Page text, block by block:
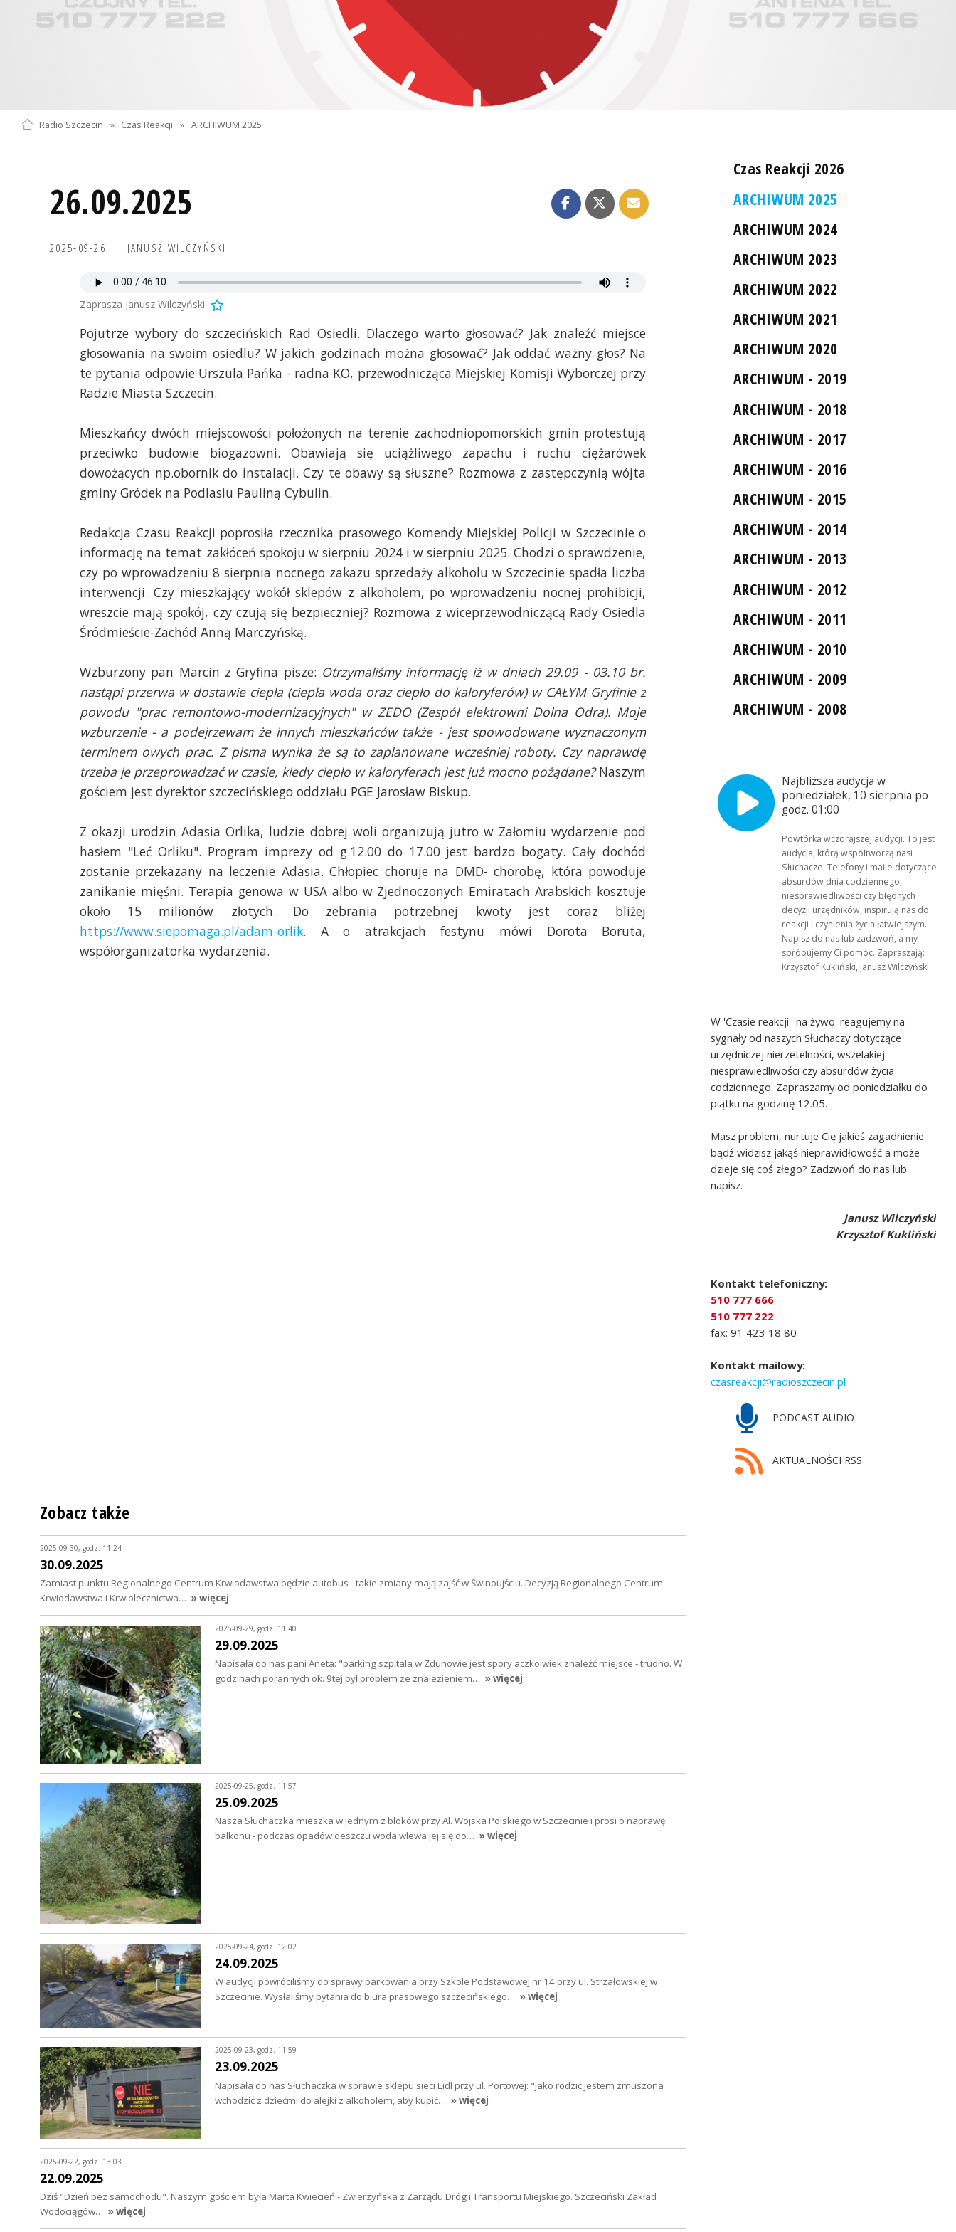
Radio Szczecin » Czas Reakcji » ARCHIWUM 2025
26.09.2025
2025-09-26 JANUSZ WILCZYŃSKI
Zaprasza Janusz Wilczyński
Pojutrze wybory do szczecińskich Rad Osiedli. Dlaczego warto głosować? Jak znaleźć miejsce
głosowania na swoim osiedlu? W jakich godzinach można głosować? Jak oddać ważny głos? Na
te pytania odpowie Urszula Pańka - radna KO, przewodnicząca Miejskiej Komisji Wyborczej przy
Radzie Miasta Szczecin.
Mieszkańcy dwóch miejscowości położonych na terenie zachodniopomorskich gmin protestują
przeciwko budowie biogazowni. Obawiają się uciążliwego zapachu i ruchu ciężarówek
dowożących np.obornik do instalacji. Czy te obawy są słuszne? Rozmowa z zastępczynią wójta
gminy Gródek na Podlasiu Pauliną Cybulin.
Redakcja Czasu Reakcji poprosiła rzecznika prasowego Komendy Miejskiej Policji w Szczecinie o
informację na temat zakłóceń spokoju w sierpniu 2024 i w sierpniu 2025. Chodzi o sprawdzenie,
czy po wprowadzeniu 8 sierpnia nocnego zakazu sprzedaży alkoholu w Szczecinie spadła liczba
interwencji. Czy mieszkający wokół sklepów z alkoholem, po wprowadzeniu nocnej prohibicji,
wreszcie mają spokój, czy czują się bezpieczniej? Rozmowa z wiceprzewodniczącą Rady Osiedla
Śródmieście-Zachód Anną Marczyńską.
Wzburzony pan Marcin z Gryfina pisze: Otrzymaliśmy informację iż w dniach 29.09 - 03.10 br.
nastąpi przerwa w dostawie ciepła (ciepła woda oraz ciepło do kaloryferów) w CAŁYM Gryfinie z
powodu "prac remontowo-modernizacyjnych" w ZEDO (Zespół elektrowni Dolna Odra). Moje
wzburzenie - a podejrzewam że innych mieszkańców także - jest spowodowane wyznaczonym
terminem owych prac. Z pisma wynika że są to zaplanowane wcześniej roboty. Czy naprawdę
trzeba je przeprowadzać w czasie, kiedy ciepło w kaloryferach jest już mocno pożądane?Naszym
gościem jest dyrektor szczecińskiego oddziału PGE Jarosław Biskup.
Z okazji urodzin Adasia Orlika, ludzie dobrej woli organizują jutro w Załomiu wydarzenie pod
hasłem "Leć Orliku". Program imprezy od g.12.00 do 17.00 jest bardzo bogaty. Cały dochód
zostanie przekazany na leczenie Adasia. Chłopiec choruje na DMD- chorobę, która powoduje
zanikanie mięśni. Terapia genowa w USA albo w Zjednoczonych Emiratach Arabskich kosztuje
około 15 milionów złotych. Do zebrania potrzebnej kwoty jest coraz bliżej
https://www.siepomaga.pl/adam-orlik. A o atrakcjach festynu mówi Dorota Boruta,
współorganizatorka wydarzenia.
Czas Reakcji 2026
ARCHIWUM 2025
ARCHIWUM 2024
ARCHIWUM 2023
ARCHIWUM 2022
ARCHIWUM 2021
ARCHIWUM 2020
ARCHIWUM - 2019
ARCHIWUM - 2018
ARCHIWUM - 2017
ARCHIWUM - 2016
ARCHIWUM - 2015
ARCHIWUM - 2014
ARCHIWUM - 2013
ARCHIWUM - 2012
ARCHIWUM - 2011
ARCHIWUM - 2010
ARCHIWUM - 2009
ARCHIWUM - 2008
Najbliższa audycja w
poniedziałek, 10 sierpnia po
godz. 01:00
Powtórka wczorajszej audycji. To jest
audycja, którą współtworzą nasi
Słuchacze. Telefony i maile dotyczące
absurdów dnia codziennego,
niesprawiedliwości czy błędnych
decyzji urzędników, inspirują nas do
reakcji i czynienia życia łatwiejszym.
Napisz do nas lub zadzwoń, a my
spróbujemy Ci pomóc. Zapraszają:
Krzysztof Kukliński, Janusz Wilczyński
W 'Czasie reakcji' 'na żywo' reagujemy na
sygnały od naszych Słuchaczy dotyczące
urzędniczej nierzetelności, wszelakiej
niesprawiedliwości czy absurdów życia
codziennego. Zapraszamy od poniedziałku do
piątku na godzinę 12.05.
Masz problem, nurtuje Cię jakieś zagadnienie
bądź widzisz jakąś nieprawidłowość a może
dzieje się coś złego? Zadzwoń do nas lub
napisz.
Janusz Wilczyński
Krzysztof Kukliński
Kontakt telefoniczny:
510 777 666
510 777 222
fax: 91 423 18 80
Kontakt mailowy:
czasreakcji@radioszczecin.pl
PODCAST AUDIO
AKTUALNOŚCI RSS
Zobacz także
2025-09-30, godz. 11:24
30.09.2025
Zamiast punktu Regionalnego Centrum Krwiodawstwa będzie autobus - takie zmiany mają zajść w Świnoujściu. Decyzją Regionalnego Centrum
Krwiodawstwa i Krwiolecznictwa… » więcej
2025-09-29, godz. 11:40
29.09.2025
Napisała do nas pani Aneta: "parking szpitala w Zdunowie jest spory aczkolwiek znaleźć miejsce - trudno. W
godzinach porannych ok. 9tej był problem ze znalezieniem… » więcej
2025-09-25, godz. 11:57
25.09.2025
Nasza Słuchaczka mieszka w jednym z bloków przy Al. Wojska Polskiego w Szczecinie i prosi o naprawę
balkonu - podczas opadów deszczu woda wlewa jej się do… » więcej
2025-09-24, godz. 12:02
24.09.2025
W audycji powróciliśmy do sprawy parkowania przy Szkole Podstawowej nr 14 przy ul. Strzałowskiej w
Szczecinie. Wysłaliśmy pytania do biura prasowego szczecińskiego… » więcej
2025-09-23, godz. 11:59
23.09.2025
Napisała do nas Słuchaczka w sprawie sklepu sieci Lidl przy ul. Portowej: "jako rodzic jestem zmuszona
wchodzić z dziećmi do alejki z alkoholem, aby kupić… » więcej
2025-09-22, godz. 13:03
22.09.2025
Dziś "Dzień bez samochodu". Naszym gościem była Marta Kwiecień - Zwierzyńska z Zarządu Dróg i Transportu Miejskiego. Szczeciński Zakład
Wodociągów… » więcej